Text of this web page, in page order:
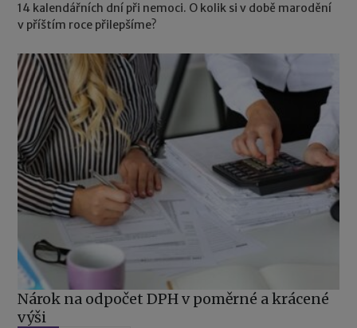
14 kalendářních dní při nemoci. O kolik si v době marodění
v příštím roce přilepšíme?
Nárok na odpočet DPH v poměrné a krácené
výši